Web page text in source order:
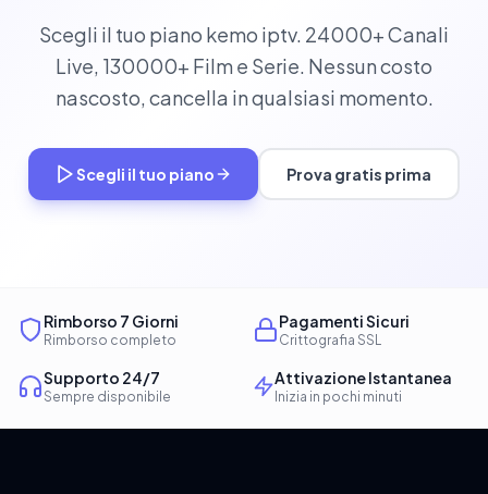
Scegli il tuo piano kemo iptv. 24000+ Canali
Live, 130000+ Film e Serie. Nessun costo
nascosto, cancella in qualsiasi momento.
Scegli il tuo piano Prova gratis prima
Rimborso 7 Giorni
Rimborso completo
Pagamenti Sicuri
Crittografia SSL
Supporto 24/7
Sempre disponibile
Attivazione Istantanea
Inizia in pochi minuti